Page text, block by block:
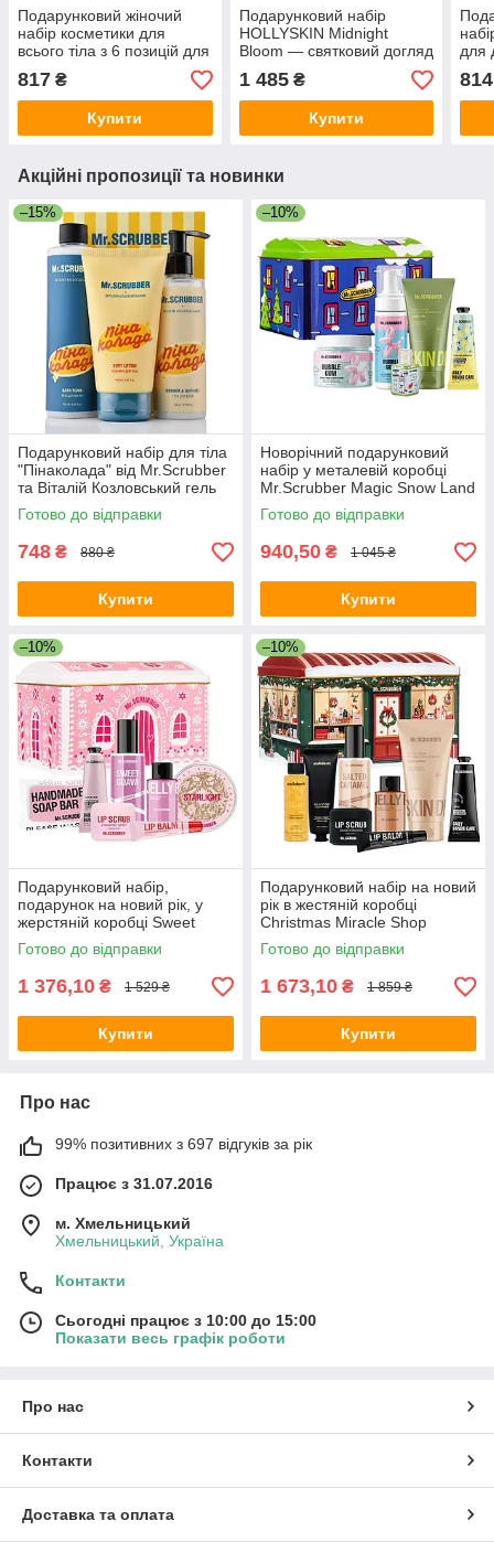
Подарунковий жіночий
набір косметики для
всього тіла з 6 позицій для
шкіри та волосся мамі,
дружині, сестрі
817 ₴
Купити
Подарунковий набір
HOLLYSKIN Midnight
Bloom — святковий догляд
для тіла, обличчя та губ у
стильній металевій
скриньці
1 485₴
Купити
для
814
Акційні пропозиції та новинки
–15%
Подарунковий набір для тіла
"Пінаколада" від Mr.Scrubber
та Віталій Козловський гель
для душу+лосьйон+піна для
ванни
Готово до відправки
748 ₴ 880 ₴
Купити
–10%
Новорічний подарунковий
набір у металевій коробці
Mr.Scrubber Magic Snow Land
Christmas Gift з 5-ти позицій
Готово до відправки
940,50 ₴ 1 045 ₴
Купити
–10%
Подарунковий набір,
подарунок на новий рік, у
жерстяній коробці Sweet
Candy House Mr.Scrubber
Christmas Gift - з 7-ми
позицій
Готово до відправки
1 376,10 ₴ 1 529 ₴
Купити
–10%
Подарунковий набір на новий
рік в жестяній коробці
Christmas Miracle Shop
Mr.SCRUBBER Christmas Gift
з 8-ми позицій
Готово до відправки
1 673,10 ₴ 1 859 ₴
Купити
Про нас
99% позитивних з 697 відгуків за рік
Працює з 31.07.2016
м. Хмельницький
Хмельницький, Україна
Контакти
Сьогодні працює з 10:00 до 15:00
Показати весь графік роботи
Про нас
Контакти
Доставка та оплата